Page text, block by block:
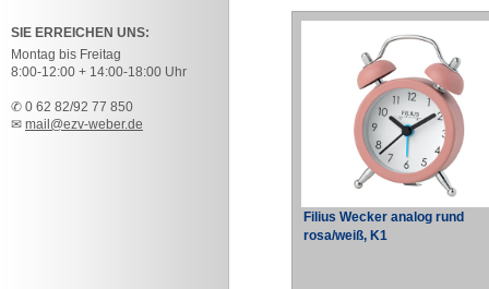
SIE ERREICHEN UNS:
Montag bis Freitag
8:00-12:00 + 14:00-18:00 Uhr
✆ 0 62 82/92 77 850
✉ mail@ezv-weber.de
Filius Wecker analog rund
rosa/weiß, K1